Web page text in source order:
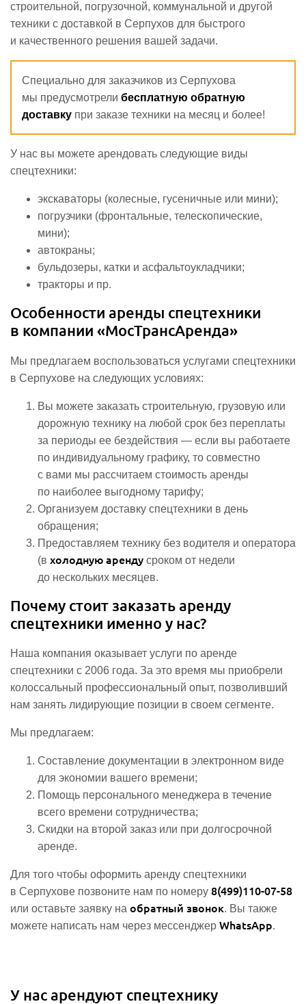
строительной, погрузочной, коммунальной и другой
техники с доставкой в Серпухов для быстрого
и качественного решения вашей задачи.
Специально для заказчиков из Серпухова
мы предусмотрели бесплатную обратную
доставку при заказе техники на месяц и более!
У нас вы можете арендовать следующие виды
спецтехники:
экскаваторы (колесные, гусеничные или мини);
погрузчики (фронтальные, телескопические,
мини);
автокраны;
бульдозеры, катки и асфальтоукладчики;
тракторы и пр.
Особенности аренды спецтехники
в компании «МосТрансАренда»
Мы предлагаем воспользоваться услугами спецтехники
в Серпухове на следующих условиях:
Вы можете заказать строительную, грузовую или
дорожную технику на любой срок без переплаты
за периоды ее бездействия — если вы работаете
по индивидуальному графику, то совместно
с вами мы рассчитаем стоимость аренды
по наиболее выгодному тарифу;
Организуем доставку спецтехники в день
обращения;
Предоставляем технику без водителя и оператора
(в холодную аренду сроком от недели
до нескольких месяцев.
Почему стоит заказать аренду
спецтехники именно у нас?
Наша компания оказывает услуги по аренде
спецтехники с 2006 года. За это время мы приобрели
колоссальный профессиональный опыт, позволивший
нам занять лидирующие позиции в своем сегменте.
Мы предлагаем:
Составление документации в электронном виде
для экономии вашего времени;
Помощь персонального менеджера в течение
всего времени сотрудничества;
Скидки на второй заказ или при долгосрочной
аренде.
Для того чтобы оформить аренду спецтехники
в Серпухове позвоните нам по номеру 8(499)110-07-58
или оставьте заявку на обратный звонок. Вы также
можете написать нам через мессенджер WhatsApp.
У нас арендуют спецтехнику